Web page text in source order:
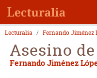
Lecturalia Fernando Jiménez
Asesino
Fernando Jiménez